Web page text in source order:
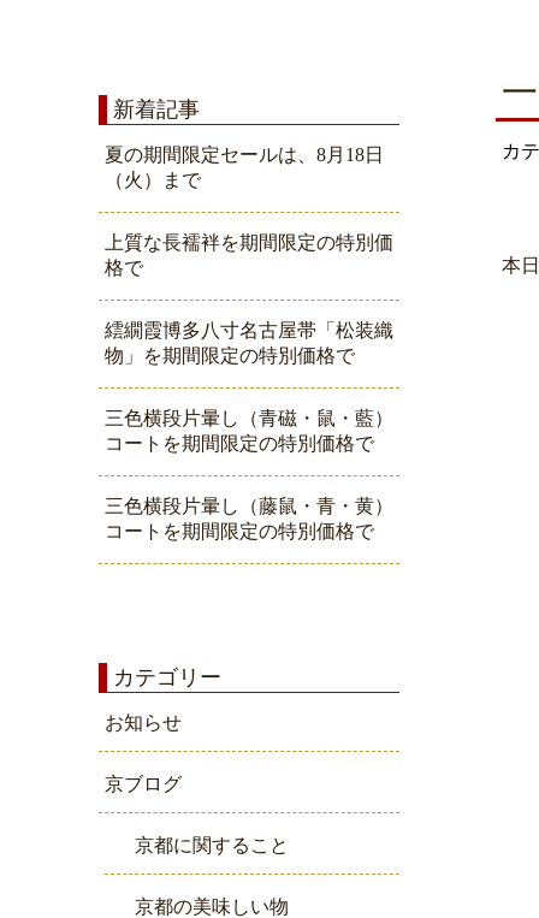
新着記事
夏の期間限定セールは、8月18日
（火）まで
上質な長襦袢を期間限定の特別価
格で
繧繝霞博多八寸名古屋帯「松装織
物」を期間限定の特別価格で
三色横段片暈し（青磁・鼠・藍）
コートを期間限定の特別価格で
三色横段片暈し（藤鼠・青・黄）
コートを期間限定の特別価格で
カテゴリー
お知らせ
京ブログ
京都に関すること
京都の美味しい物
カ
本